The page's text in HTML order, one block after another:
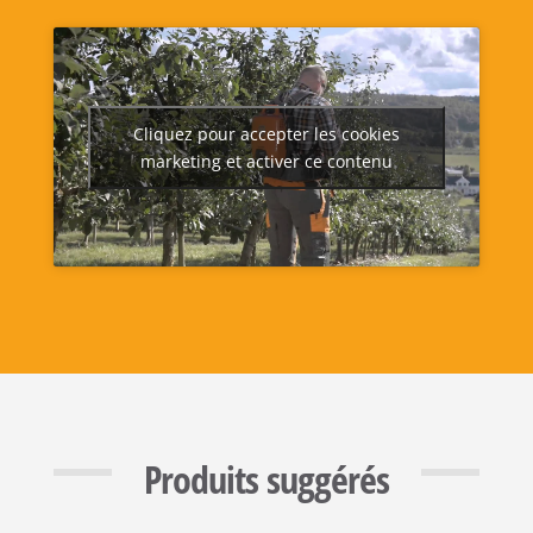
Cliquez pour accepter les cookies
marketing et activer ce contenu
Produits suggérés